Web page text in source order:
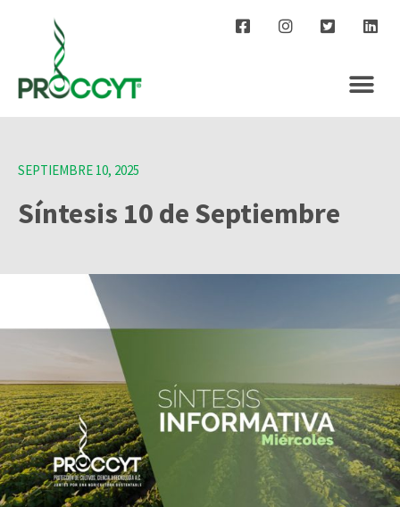
SEPTIEMBRE 10, 2025
Síntesis 10 de Septiembre